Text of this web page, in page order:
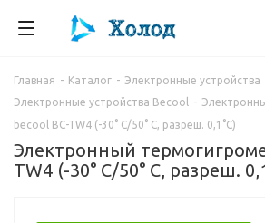
Главная - Каталог - Электронные устройства
Электронные устройства Becool
-
becool BC-TW4 (-30° С/50° С, разреш. 0,1°С)
Электронный
TW4 (-30° С/50° С, разреш.